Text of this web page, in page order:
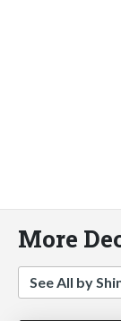
More
See All by